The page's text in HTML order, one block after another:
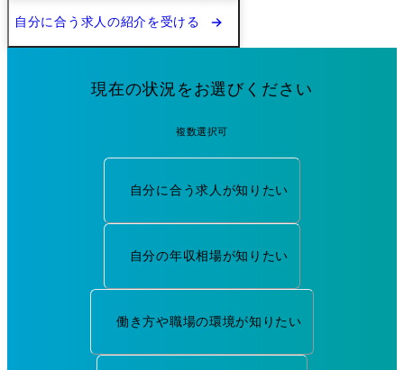
自分に合う求人の紹介を受ける
現在の状況をお選びください
複数選択可
自分に合う求人が知りたい
自分の年収相場が知りたい
働き方や職場の環境が知りたい